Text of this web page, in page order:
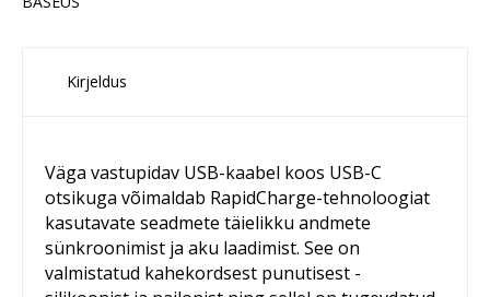
Kirjeldus
Väga vastupidav USB-kaabel koos USB-C
otsikuga võimaldab RapidCharge-tehnoloogiat
kasutavate seadmete täielikku andmete
sünkroonimist ja aku laadimist. See on
valmistatud kahekordsest punutisest -